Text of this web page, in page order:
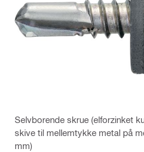
Selvborende skrue (elforzinket
skive til mellemtykke metal på
mm)